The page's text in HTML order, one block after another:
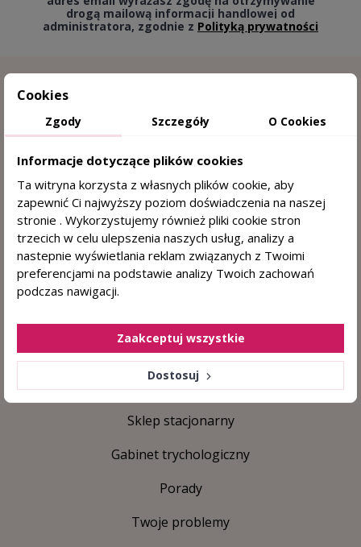
drogą mailową informacji handlowej od
administratora, zgodnie z Polityką prywatności
15 lat doświadczenia w trychologii
Sprawdzone przez trychologa
DERMOKOSMETYKI DO WŁOSÓW I SKÓRY
+48 884 330 722(pn. - pt. 8:00 - 15:00)
sklep@centrumzdrowegowlosa.pl
Sklep stacjonarny
Gabinet trychologiczny
Porady
Twoje problemy
Cookies
Zgody Szczegóły O Cookies
Informacje dotyczące plików cookies
Ta witryna korzysta z własnych plików cookie, aby
zapewnić Ci najwyższy poziom doświadczenia na naszej
stronie . Wykorzystujemy również pliki cookie stron
trzecich w celu ulepszenia naszych usług, analizy a
nastepnie wyświetlania reklam związanych z Twoimi
preferencjami na podstawie analizy Twoich zachowań
podczas nawigacji.
Dostosuj
Zaakceptuj wszystkie